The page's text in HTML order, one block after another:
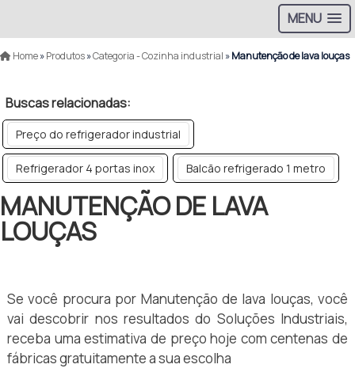
MENU
Home»Produtos»Categoria - Cozinha industrial »Manutenção de lava louças
Buscas relacionadas:
Preço do refrigerador industrial
Refrigerador 4 portas inox Balcão refrigerado 1 metro
MANUTENÇÃO DE LAVA
LOUÇAS
Se você procura por Manutenção de lava louças, você
vai descobrir nos resultados do Soluções Industriais,
receba uma estimativa de preço hoje com centenas de
fábricas gratuitamente a sua escolha